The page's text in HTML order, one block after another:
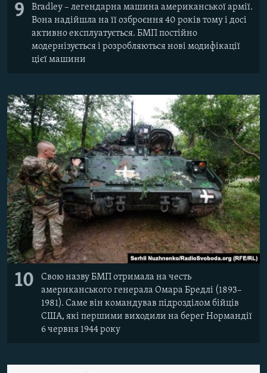
9
Bradley – легендарна машина американської армії.
Вона надійшла на її озброєння 40 років тому і досі
активно експлуатується. БМП постійно
модернізується і розробляються нові модифікації
цієї машини
10
Свою назву БМП отримала на честь
американського генерала Омара Бредлі (1893–
1981). Саме він командував підрозділом бійців
США, які першими виходили на берег Нормандії
6 червня 1944 року